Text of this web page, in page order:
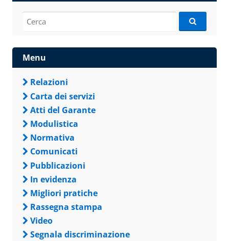
Cerca:
Menu
Relazioni
Carta dei servizi
Atti del Garante
Modulistica
Normativa
Comunicati
Pubblicazioni
In evidenza
Migliori pratiche
Rassegna stampa
Video
Segnala discriminazione